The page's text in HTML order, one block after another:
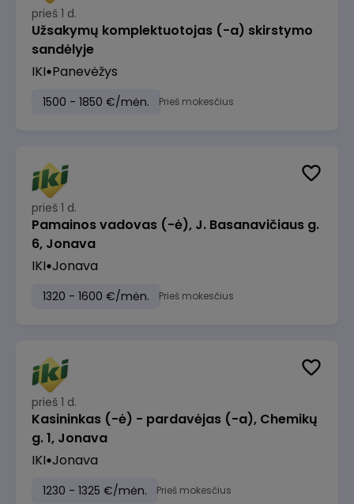
prieš 1 d.
Užsakymų komplektuotojas (-a) skirstymo
sandėlyje
IKI Panevėžys
1500 - 1850 €/mėn. Prieš mokesčius
prieš 1 d.
Pamainos vadovas (-ė), J. Basanavičiaus g.
6, Jonava
IKI Jonava
1320 - 1600 €/mėn. Prieš mokesčius
prieš 1 d.
Kasininkas (-ė) - pardavėjas (-a), Chemikų
g. 1, Jonava
IKI Jonava
1230 - 1325 €/mėn. Prieš mokesčius